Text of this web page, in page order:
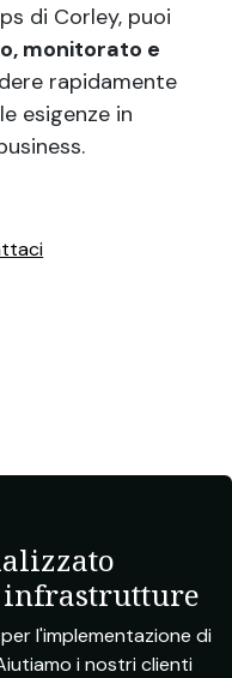
di Corley, puoi
monitorato e
rapidamente
esigenze in
l'implementazione di
i nostri clienti